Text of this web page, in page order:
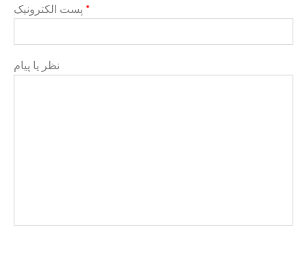
*
نظر یا پیام